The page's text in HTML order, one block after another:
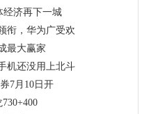
经济再下一城
衔，华为广受欢
最大赢家
机还没用上北斗
7月10日开